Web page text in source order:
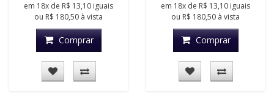
em 18x de R$ 13,10 iguais
ou R$ 180,50 à vista
Comprar
em 18x de R$ 13,10 iguais
ou R$ 180,50 à vista
Comprar